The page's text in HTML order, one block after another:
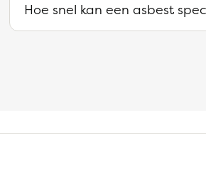
Hoe snel kan een asbest